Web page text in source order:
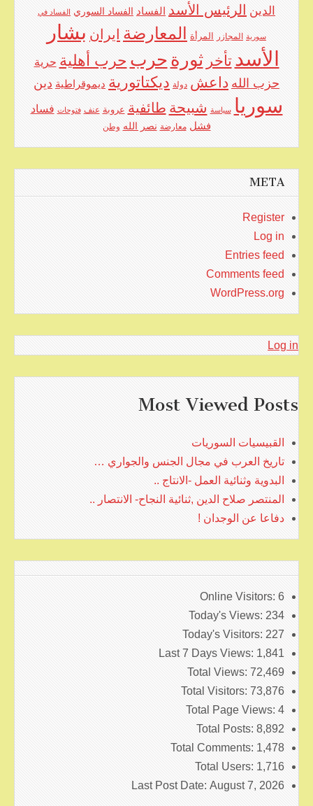
الدين الرئيس الأسد الفساد الفساد السوري الفساد في
سورية المجازر المرأة المعارضة ايران بشار
الأسد تأخر ثورة حرب حرب أهلية حرية
حزب الله داعش دولة ديكتاتورية ديموقراطية دين
سوريا سياسة شبيحة طائفية عروبة عنف فتوحات فساد
فشل معارضة نصر الله وطن
META
Register
Log in
Entries feed
Comments feed
WordPress.org
Log in
Most Viewed Posts
القبيسيات السوريات
تاريخ العرب في مجال الجنس والجواري …
البدوية وثنائية العمل -الانتاج ..
المنتصر صلاح الدين ,ثنائية النجاح- الانتصار ..
دفاعا عن الوجدان !
Online Visitors: 6
Today's Views: 234
Today's Visitors: 227
Last 7 Days Views: 1,841
Total Views: 72,469
Total Visitors: 73,876
Total Page Views: 4
Total Posts: 8,892
Total Comments: 1,478
Total Users: 1,716
Last Post Date: August 7, 2026